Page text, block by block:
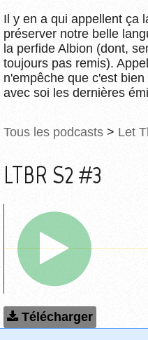
Il y en a qui appellent ça
préserver notre belle
la perfide Albion (dont,
toujours pas remis).
n'empêche que c'est
avec soi les dernières
Tous les podcasts > Let
LTBR S2 #3
Télécharger